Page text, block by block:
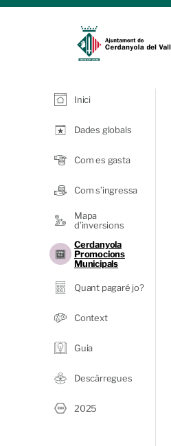
Inici
Dades globals
Com es gasta
Com s’ingressa
Mapa
d’inversions
Cerdanyola
Promocions
Municipals
Quant pagaré jo?
Context
Guia
Descàrregues
2025